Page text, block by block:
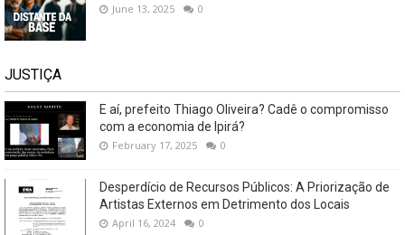
June 13, 2025 0
JUSTIÇA
E aí, prefeito Thiago Oliveira? Cadê o compromisso
com a economia de Ipirá?
February 17, 2025 0
Desperdício de Recursos Públicos: A Priorização de
Artistas Externos em Detrimento dos Locais
April 16, 2024 0